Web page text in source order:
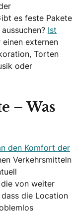
es feste Pakete
Ist
externen
Torten
oder
– Was
den Komfort der
Verkehrsmitteln
von weiter
die Location